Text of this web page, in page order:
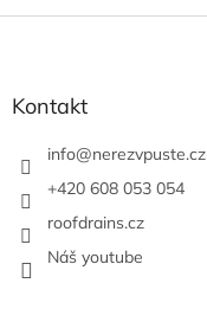
Z
Kontakt
info@nerezvpuste.cz
+420 608 053 054
roofdrains.cz
Náš youtube